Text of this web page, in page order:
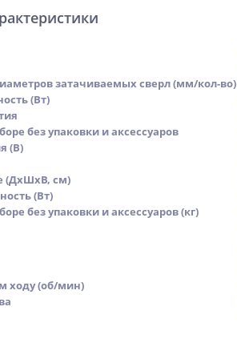
затачиваемых сверл (мм/кол-во)
(Вт)
без упаковки и аксессуаров
(В)
(ДхШхВ, см)
(Вт)
без упаковки и аксессуаров (кг)
ходу (об/мин)